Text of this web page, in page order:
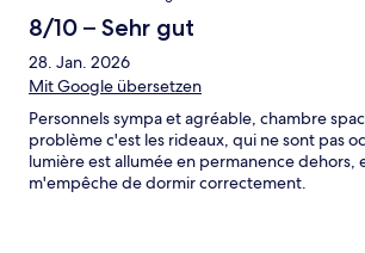
8/10 – Sehr gut
28. Jan. 2026
Mit Google übersetzen
Personnels sympa et agréable, chambre
problème c'est les rideaux, qui ne sont pas
lumière est allumée en permanence dehors,
m'empêche de dormir correctement.